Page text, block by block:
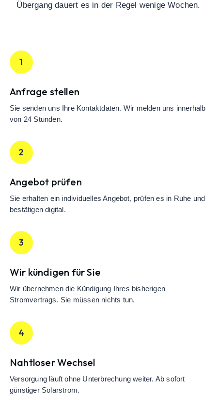
Übergang dauert es in der Regel wenige Wochen.
1
Anfrage stellen
Sie senden uns Ihre Kontaktdaten. Wir melden uns innerhalb
von 24 Stunden.
2
Angebot prüfen
Sie erhalten ein individuelles Angebot, prüfen es in Ruhe und
bestätigen digital.
3
Wir kündigen für Sie
Wir übernehmen die Kündigung Ihres bisherigen
Stromvertrags. Sie müssen nichts tun.
4
Nahtloser Wechsel
Versorgung läuft ohne Unterbrechung weiter. Ab sofort
günstiger Solarstrom.